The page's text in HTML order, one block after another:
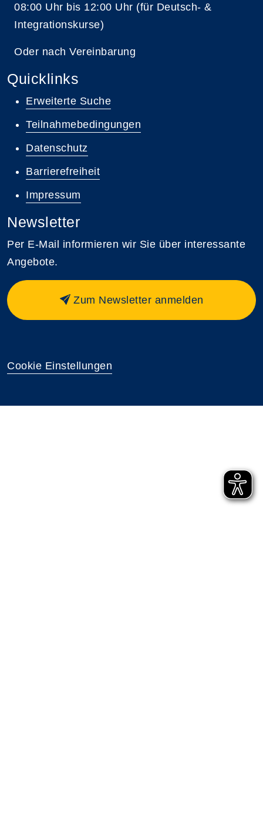
08:00 Uhr bis 12:00 Uhr (für Deutsch- &
Integrationskurse)
Oder nach Vereinbarung
Quicklinks
Erweiterte Suche
Teilnahmebedingungen
Datenschutz
Barrierefreiheit
Impressum
Newsletter
Per E-Mail informieren wir Sie über interessante
Angebote.
Zum Newsletter anmelden
Cookie Einstellungen